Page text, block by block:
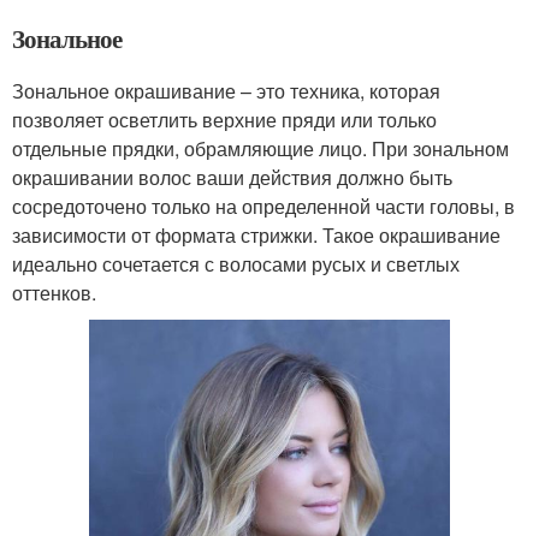
Зональное
Зональное окрашивание – это техника, которая
позволяет осветлить верхние пряди или только
отдельные прядки, обрамляющие лицо. При зональном
окрашивании волос ваши действия должно быть
сосредоточено только на определенной части головы, в
зависимости от формата стрижки. Такое окрашивание
идеально сочетается с волосами русых и светлых
оттенков.